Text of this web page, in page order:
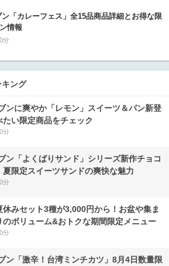
ン「カレーフェス」全15品商品詳細とお得な限
情報
分
キング
ンに爽やか「レモン」スイーツ＆パン新登
たい限定商品をチェック
分
ン「よくばりサンド」シリーズ新作チョコ
夏限定スイーツサンドの爽快な魅力
分
休みセット3種が3,000円から！お盆や集ま
のボリューム&おトクな期間限定メニュー
分
ン「激辛！台湾ミンチカツ」8月4日数量限